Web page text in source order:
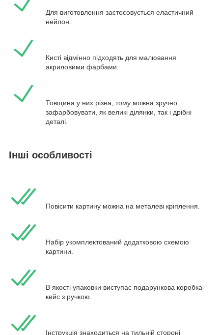
Для виготовлення застосовується еластичний
нейлон.
Кисті відмінно підходять для малювання
акриловими фарбами.
Товщина у них різна, тому можна зручно
зафарбовувати, як великі ділянки, так і дрібні
деталі.
Інші особливості
Повісити картину можна на металеві кріплення.
Набір укомплектований додатковою схемою
картини.
В якості упаковки виступає подарункова коробка-
кейс з ручкою.
Інструкція знаходиться на тильній стороні